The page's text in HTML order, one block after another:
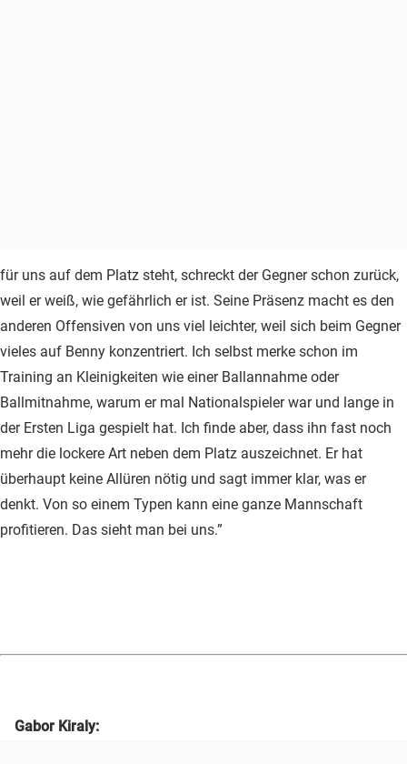
für uns auf dem Platz steht, schreckt der Gegner schon zurück,
weil er weiß, wie gefährlich er ist. Seine Präsenz macht es den
anderen Offensiven von uns viel leichter, weil sich beim Gegner
vieles auf Benny konzentriert. Ich selbst merke schon im
Training an Kleinigkeiten wie einer Ballannahme oder
Ballmitnahme, warum er mal Nationalspieler war und lange in
der Ersten Liga gespielt hat. Ich finde aber, dass ihn fast noch
mehr die lockere Art neben dem Platz auszeichnet. Er hat
überhaupt keine Allüren nötig und sagt immer klar, was er
denkt. Von so einem Typen kann eine ganze Mannschaft
profitieren. Das sieht man bei uns.”
Gabor Kiraly: